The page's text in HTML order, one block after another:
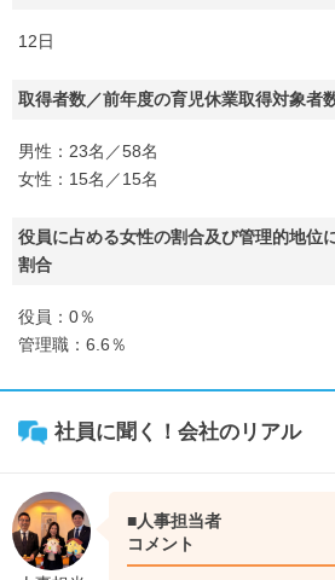
12日
取得者数／前年度の育児休業取得対象者
男性：23名／58名
女性：15名／15名
役員に占める女性の割合及び管理的地位
割合
役員：0％
管理職：6.6％
社員に聞く！会社のリアル
■人事担当者
コメント